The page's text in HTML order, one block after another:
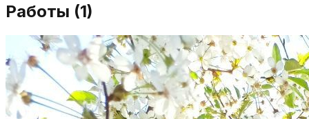
Работы (1)